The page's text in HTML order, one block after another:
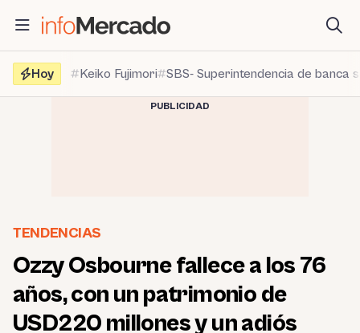
contenido
Hoy
Keiko Fujimori SBS- Superintendencia de banca
PUBLICIDAD
TENDENCIAS
Ozzy Osbourne fallece a los 76
años, con un patrimonio de
USD220 millones y un adiós